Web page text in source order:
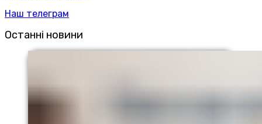
Наш телеграм
Останні новини